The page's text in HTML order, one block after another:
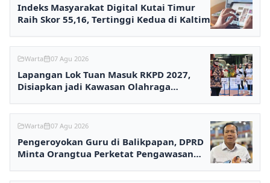
Indeks Masyarakat Digital Kutai Timur
Raih Skor 55,16, Tertinggi Kedua di Kaltim
Warta 07 Agu 2026
Lapangan Lok Tuan Masuk RKPD 2027,
Disiapkan jadi Kawasan Olahraga
Warta 07 Agu 2026
Pengeroyokan Guru di Balikpapan, DPRD
Minta Orangtua Perketat Pengawasan